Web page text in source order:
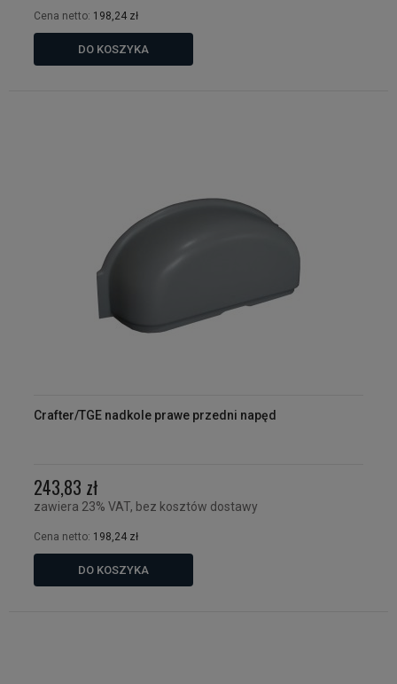
Cena netto: 198,24 zł
DO KOSZYKA
Crafter/TGE nadkole prawe przedni napęd
243,83 zł
zawiera 23% VAT, bez kosztów dostawy
Cena netto: 198,24 zł
DO KOSZYKA